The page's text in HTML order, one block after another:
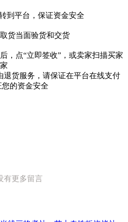
到平台，保证资金安全
货当面验货和交货
，点“立即签收”，或卖家扫描买家
退货服务，请保证在平台在线支付
的资金安全
有更多留言